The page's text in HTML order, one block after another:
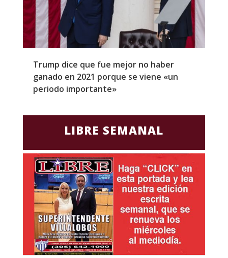
Trump dice que fue mejor no haber
ganado en 2021 porque se viene «un
periodo importante»
LIBRE SEMANAL